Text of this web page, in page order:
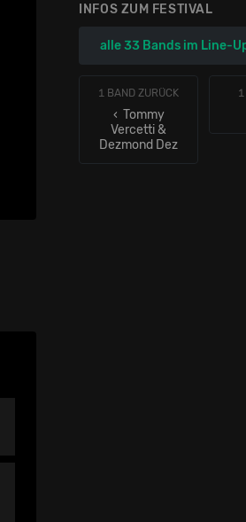
INFOS ZUM FESTIVAL
alle 33 Bands im Line-
1 BAND ZURÜCK
‹ Tommy
Vercetti &
Dezmond Dez